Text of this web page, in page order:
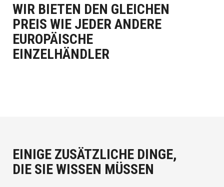
WIR BIETEN DEN GLEICHEN
PREIS WIE JEDER ANDERE
EUROPÄISCHE
EINZELHÄNDLER
EINIGE ZUSÄTZLICHE DINGE,
DIE SIE WISSEN MÜSSEN